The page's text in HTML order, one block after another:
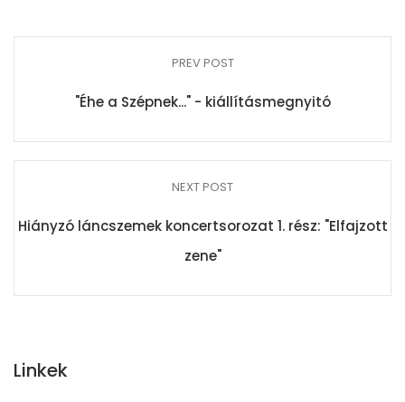
PREV POST
"Éhe a Szépnek..." - kiállításmegnyitó
NEXT POST
Hiányzó láncszemek koncertsorozat 1. rész: "Elfajzott
zene"
Linkek